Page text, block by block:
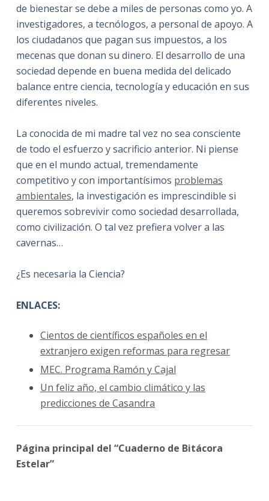
de bienestar se debe a miles de personas como yo. A
investigadores, a tecnólogos, a personal de apoyo. A
los ciudadanos que pagan sus impuestos, a los
mecenas que donan su dinero. El desarrollo de una
sociedad depende en buena medida del delicado
balance entre ciencia, tecnología y educación en sus
diferentes niveles.
La conocida de mi madre tal vez no sea consciente
de todo el esfuerzo y sacrificio anterior. Ni piense
que en el mundo actual, tremendamente
competitivo y con importantísimos problemas
ambientales, la investigación es imprescindible si
queremos sobrevivir como sociedad desarrollada,
como civilización. O tal vez prefiera volver a las
cavernas…
¿Es necesaria la Ciencia?
ENLACES:
Cientos de científicos españoles en el
extranjero exigen reformas para regresar
MEC. Programa Ramón y Cajal
Un feliz año, el cambio climático y las
predicciones de Casandra
Página principal del “Cuaderno de Bitácora
Estelar”